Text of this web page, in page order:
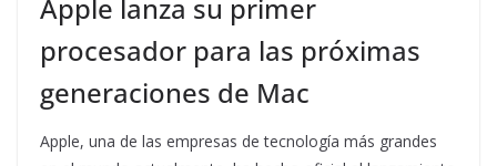
Apple lanza su primer
procesador para las próximas
generaciones de Mac
Apple, una de las empresas de tecnología más grandes